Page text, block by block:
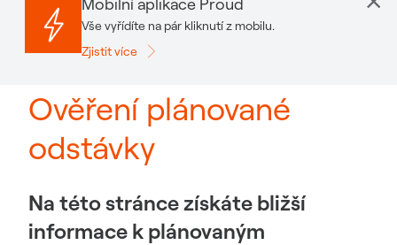
Ověření plánované
odstávky
Na této stránce získáte bližší
informace k plánovaným
Vše vyřídíte na pár kliknutí z mobilu.
Zjistit více